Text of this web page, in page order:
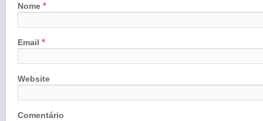
Nome *
Email *
Website
Comentário